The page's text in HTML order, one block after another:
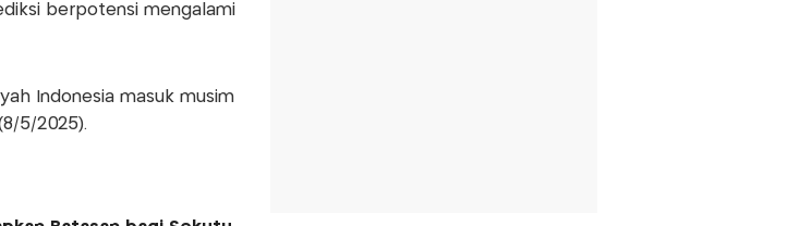
berpotensi mengalami
Indonesia masuk musim
5/2025).